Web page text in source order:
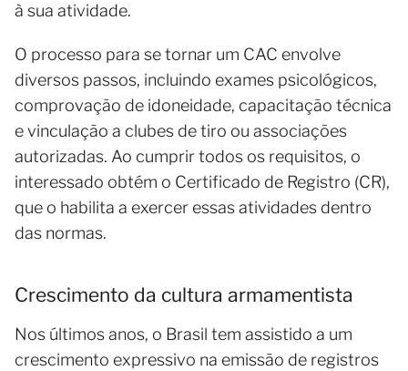
à sua atividade.
O processo para se tornar um CAC envolve
diversos passos, incluindo exames psicológicos,
comprovação de idoneidade, capacitação técnica
e vinculação a clubes de tiro ou associações
autorizadas. Ao cumprir todos os requisitos, o
interessado obtém o Certificado de Registro (CR),
que o habilita a exercer essas atividades dentro
das normas.
Crescimento da cultura armamentista
Nos últimos anos, o Brasil tem assistido a um
crescimento expressivo na emissão de registros